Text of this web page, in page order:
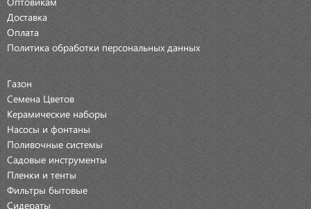
Оптовикам
Доставка
Оплата
Политика обработки персональных данных
Газон
Семена Цветов
Керамические наборы
Насосы и фонтаны
Поливочные системы
Садовые инструменты
Пленки и тенты
Фильтры бытовые
Сидераты